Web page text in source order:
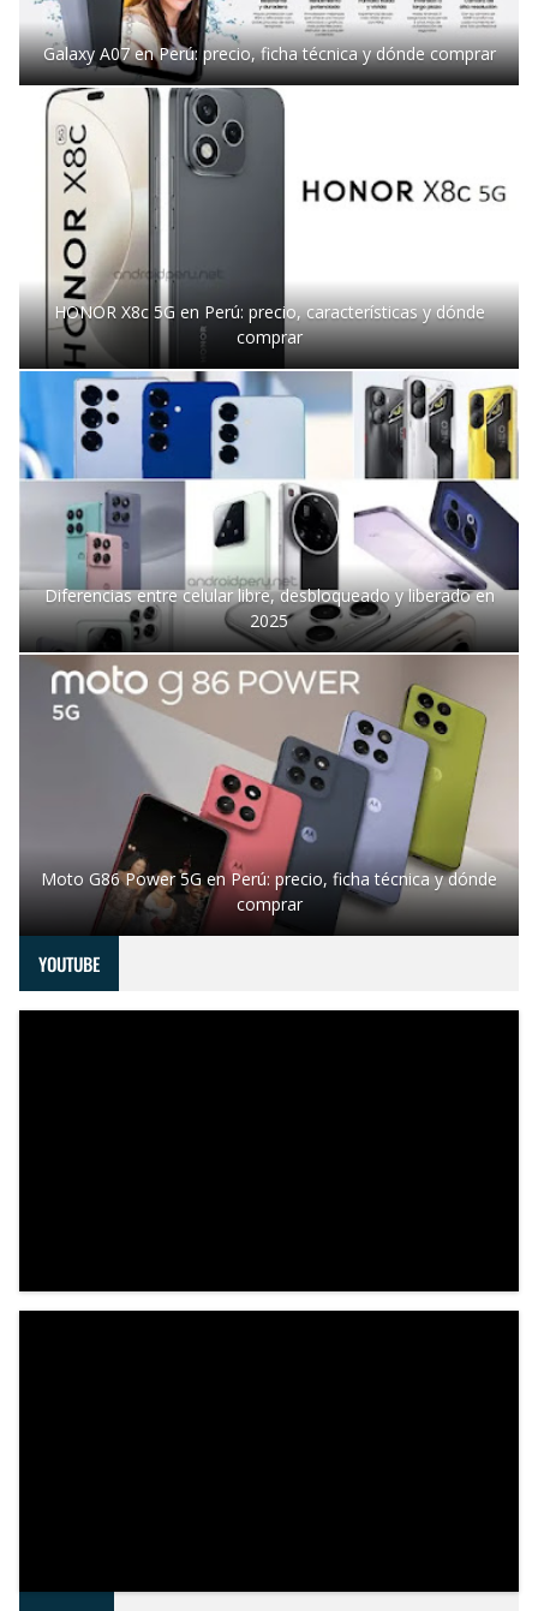
Galaxy A07 en Perú: precio, ficha técnica y dónde comprar
HONOR X8c 5G en Perú: precio, características y dónde
comprar
Diferencias entre celular libre, desbloqueado y liberado en
2025
Moto G86 Power 5G en Perú: precio, ficha técnica y dónde
comprar
YOUTUBE